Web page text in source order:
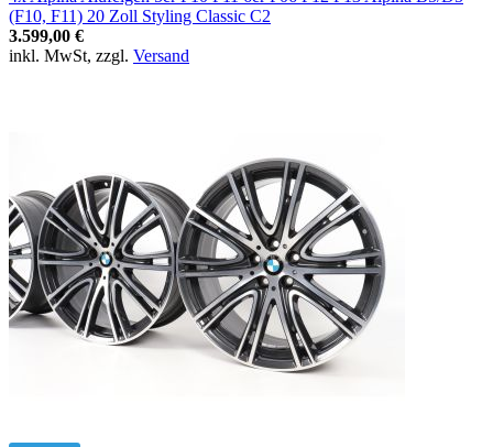
(F10, F11) 20 Zoll Styling Classic C2
3.599,00 €
inkl. MwSt, zzgl. Versand